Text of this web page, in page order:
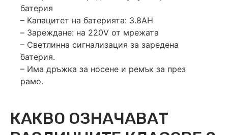
батерия
– Капацитет на батерията: 3.8AH
– Зареждане: на 220V от мрежата
– Светлинна сигнализация за заредена
батерия.
– Има дръжка за носене и ремък за през
рамо.
КАКВО ОЗНАЧАВАТ